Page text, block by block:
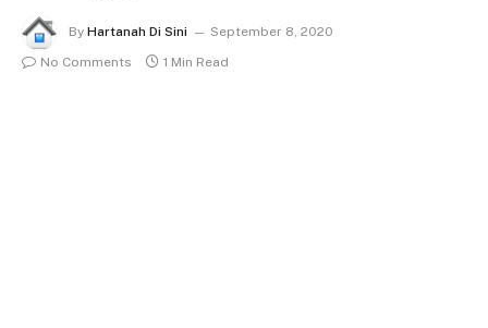
By Hartanah Di Sini
September 8, 2020
No Comments
1 Min Read